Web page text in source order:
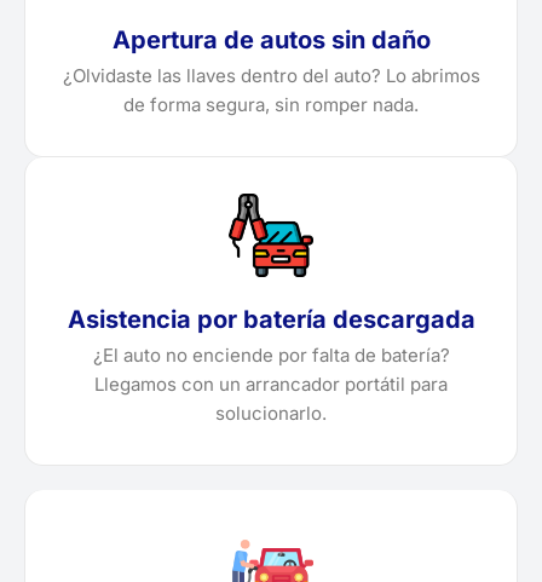
Apertura de autos sin daño
¿Olvidaste las llaves dentro del auto? Lo abrimos
de forma segura, sin romper nada.
Asistencia por batería descargada
¿El auto no enciende por falta de batería?
Llegamos con un arrancador portátil para
solucionarlo.